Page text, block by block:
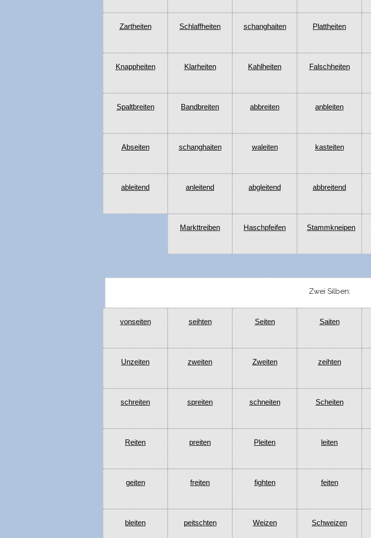
Zartheiten Schlaffheiten schanghaiten Plattheiten
Knappheiten Klarheiten Kahlheiten Falschheiten
Spaltbreiten Bandbreiten abbreiten anbleiten
Abseiten schanghaiten waleiten kasteiten
ableitend anleitend abgleitend abbreitend
Markttreiben Haschpfeifen Stammkneipen
Zwei Silben:
vonseiten seihten Seiten Saiten
Unzeiten zweiten Zweiten zeihten
schreiten spreiten schneiten Scheiten
Reiten preiten Pleiten leiten
geiten freiten fighten feiten
bleiten peitschten Weizen Schweizen